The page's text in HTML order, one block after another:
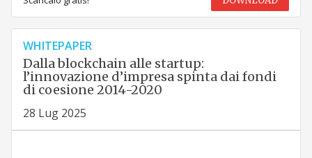
WHITEPAPER
Dalla blockchain alle startup:
l’innovazione d’impresa spinta dai fondi
di coesione 2014-2020
28 Lug 2025